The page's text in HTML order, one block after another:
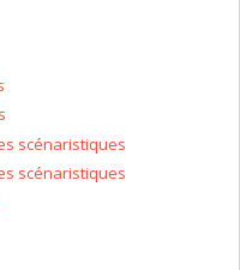
scénaristiques
scénaristiques